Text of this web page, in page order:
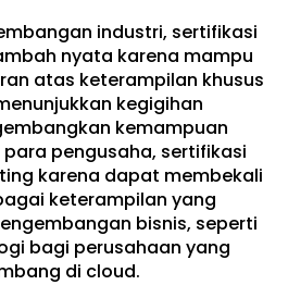
industri, sertifikasi
nyata karena mampu
atas keterampilan khusus
kegigihan
kemampuan
pengusaha, sertifikasi
karena dapat membekali
keterampilan yang
bisnis, seperti
bagi perusahaan yang
di cloud.